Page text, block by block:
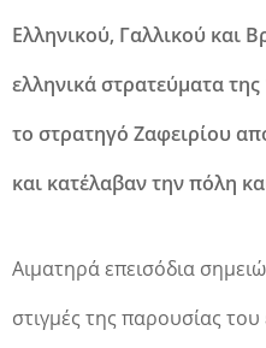
Ελληνικού, Γαλλικού και
ελληνικά στρατεύματα
το στρατηγό Ζαφειρίου
και κατέλαβαν την πόλη
Αιματηρά επεισόδια
στιγμές της παρουσίας